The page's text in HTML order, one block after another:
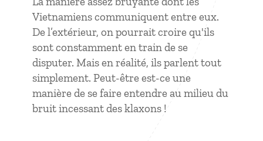
Vietnamiens communiquent entre eux.
De l’extérieur, on pourrait croire qu'ils
sont constamment en train de se
disputer. Mais en réalité, ils parlent tout
simplement. Peut-être est-ce une
manière de se faire entendre au milieu du
bruit incessant des klaxons !